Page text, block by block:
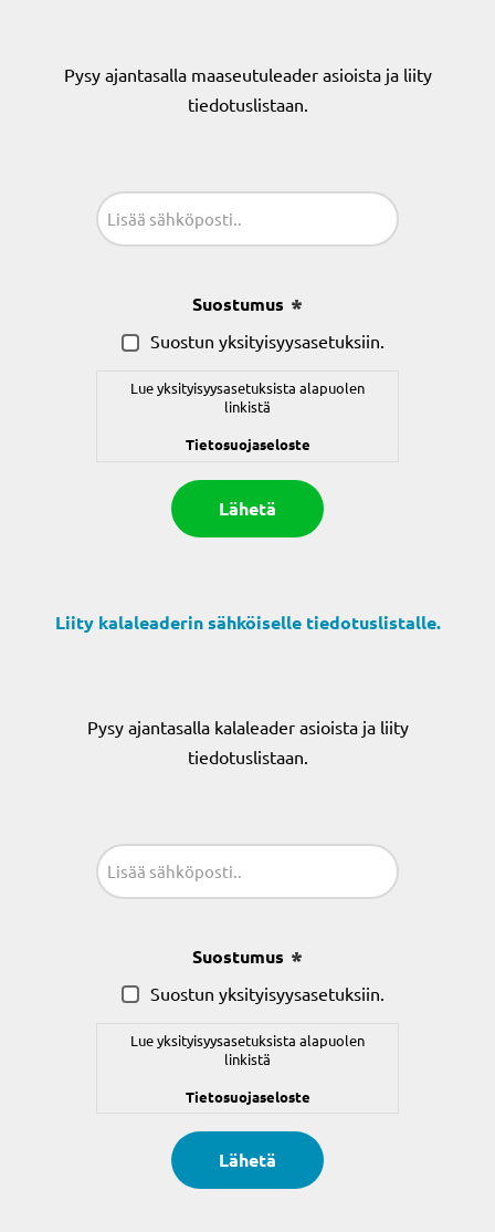
Pysy ajantasalla maaseutuleader asioista ja liity
tiedotuslistaan.
Suostumus
Suostun yksityisyysasetuksiin.
Lue yksityisyysasetuksista alapuolen
linkistä
Tietosuojaseloste
Liity kalaleaderin sähköiselle tiedotuslistalle.
Pysy ajantasalla kalaleader asioista ja liity
tiedotuslistaan.
Sähköposti
Suostumus
Suostun yksityisyysasetuksiin.
Lue yksityisyysasetuksista alapuolen
linkistä
Tietosuojaseloste